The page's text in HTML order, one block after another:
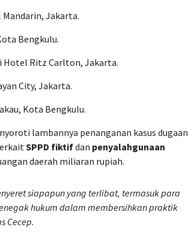
Mandarin, Jakarta.
Bengkulu.
Hotel Ritz Carlton, Jakarta.
City, Jakarta.
Kota Bengkulu.
lambannya penanganan kasus dugaan
SPPD fiktifdan penyalahgunaan
daerah miliaran rupiah.
siapapun yang terlibat, termasuk para
hukum dalam membersihkan praktik
Cecep.